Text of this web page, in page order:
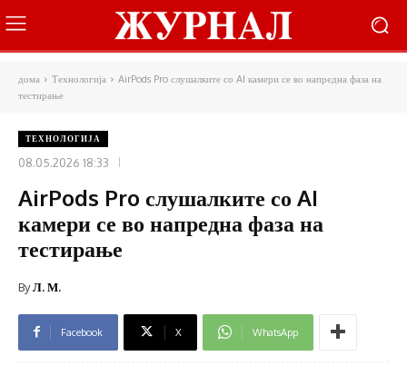
дома Технологија
AirPods Pro слушалките со AI камери се во напредна фаза на
тестирање
ТЕХНОЛОГИЈА
08.05.2026 18:33
AirPods Pro слушалките со AI
камери се во напредна фаза на
тестирање
ByЛ. М.
Facebook X WhatsApp